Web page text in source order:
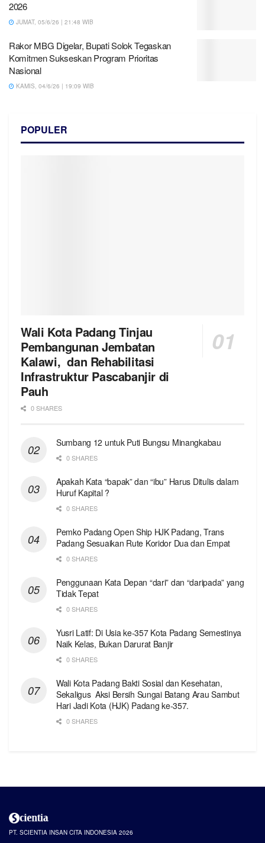
2026
JUMAT, 05/6/26 | 21:48 WIB
Rakor MBG Digelar, Bupati Solok Tegaskan
Komitmen Sukseskan Program Prioritas
Nasional
KAMIS, 04/6/26 | 19:09 WIB
POPULER
Wali Kota Padang Tinjau
Pembangunan Jembatan
Kalawi, dan Rehabilitasi
Infrastruktur Pascabanjir di
Pauh
0 SHARES
Sumbang 12 untuk Puti Bungsu Minangkabau
0 SHARES
Apakah Kata “bapak” dan “ibu” Harus Ditulis dalam
Huruf Kapital ?
0 SHARES
Pemko Padang Open Ship HJK Padang, Trans
Padang Sesuaikan Rute Koridor Dua dan Empat
0 SHARES
Penggunaan Kata Depan “dari” dan “daripada” yang
Tidak Tepat
0 SHARES
Yusri Latif: Di Usia ke-357 Kota Padang Semestinya
Naik Kelas, Bukan Darurat Banjir
0 SHARES
Wali Kota Padang Bakti Sosial dan Kesehatan,
Sekaligus Aksi Bersih Sungai Batang Arau Sambut
Hari Jadi Kota (HJK) Padang ke-357.
0 SHARES
PT. SCIENTIA INSAN CITA INDONESIA 2026